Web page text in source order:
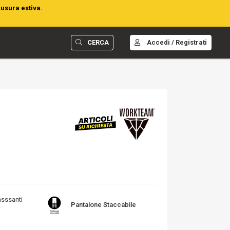
estiva.
CERCA Accedi / Registrati
Pantalone Staccabile